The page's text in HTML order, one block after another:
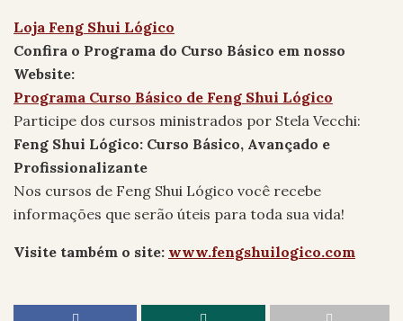
Loja Feng Shui Lógico
Confira o Programa do Curso Básico em nosso
Website:
Programa Curso Básico de Feng Shui Lógico
Participe dos cursos ministrados por Stela Vecchi:
Feng Shui Lógico: Curso Básico, Avançado e
Profissionalizante
Nos cursos de Feng Shui Lógico você recebe
informações que serão úteis para toda sua vida!
Visite também o site: www.fengshuilogico.com